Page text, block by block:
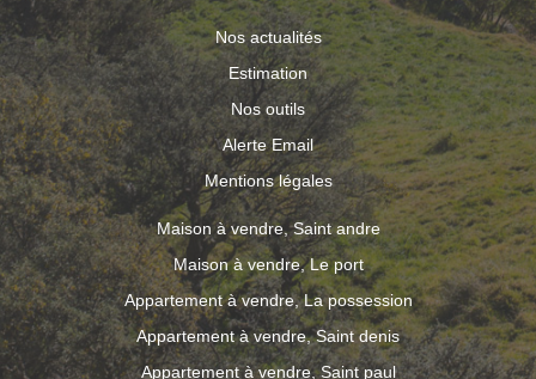
Nos actualités
Estimation
Nos outils
Alerte Email
Mentions légales
Maison à vendre, Saint andre
Maison à vendre, Le port
Appartement à vendre, La possession
Appartement à vendre, Saint denis
Appartement à vendre, Saint paul